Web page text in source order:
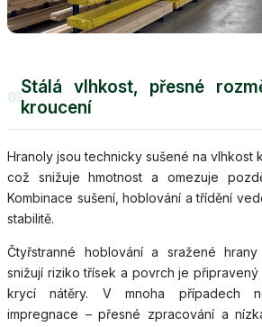
03Stálá vlhkost, přesné
kroucení
Hranoly jsou technicky sušené na vlhkost
což snižuje hmotnost a omezuje
Kombinace sušení, hoblování a třídění
stabilitě.
Čtyřstranné hoblování a sražené hrany
snižují riziko třísek a povrch je
krycí nátěry. V mnoha případech
impregnace – přesné zpracování a